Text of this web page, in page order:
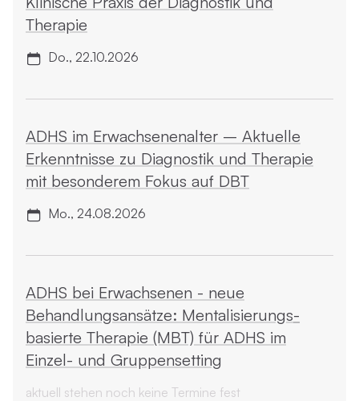
Therapie
Do., 22.10.2026
ADHS im Erwachsenenalter – Aktuelle
Erkenntnisse zu Diagnostik und Therapie
mit besonderem Fokus auf DBT
Mo., 24.08.2026
ADHS bei Erwachsenen - neue
Behandlungsansätze: Mentalisierungs­
basierte Therapie (MBT) für ADHS im
Einzel- und Gruppensetting
aktuell stehen noch keine Termine fest